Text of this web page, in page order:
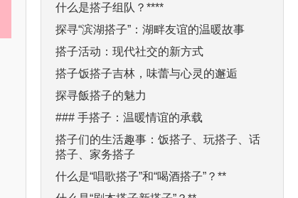
什么是搭子组队？****
探寻“滨湖搭子”：湖畔友谊的温暖故事
搭子活动：现代社交的新方式
搭子饭搭子吉林，味蕾与心灵的邂逅
探寻飯搭子的魅力
### 手搭子：温暖情谊的承载
搭子们的生活趣事：饭搭子、玩搭子、话
搭子、家务搭子
什么是“唱歌搭子”和“喝酒搭子”？**